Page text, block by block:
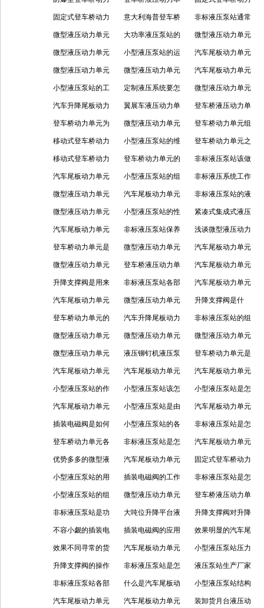
分
单元的用途及组成
部分
元的作用、组成及
特点
单元是什么，怎么
工作，用在哪里？
固定式登车桥动力
单元是什么
意大利海普登车桥
动力单元的特点及
参数
非标液压泵站通常
怎么使用？
微型液压动力单元
的主要作用
大功率液压泵站的
特点有哪些？
微型液压动力单元
的结构及特点分享
微型液压动力单元
的控制模块有哪
些？
小型液压泵站的运
行管理方式分享
汽车尾板动力单元
的作用以及要注意
的事项
微型液压动力单元
的组成结构及主要
特点
微型液压动力单元
的常见种类及用途
汽车尾板动力单元
有着哪些特点？
小型液压泵站的工
作方式有哪些？
定制液压系统要怎
样才能做到正常使
用
微型液压动力单元
的工作原理及优点
有哪些？
汽车升降尾板动力
单元功能及特点分
享
翼展车液压动力单
元拆卸需掌握的知
识点
登车桥液压动力单
元的作用、组成部
件及特点分享
登车桥动力单元为
何而设计，使用要
求是什么？
微型液压动力单元
为何可以在各个领
域中广泛应用？
登车桥动力单元组
成的部件及各部件
作用
移动式登车桥动力
单元是什么，用来
做什么的？
小型液压泵站的维
护该做好哪些？
登车桥动力单元之
登车桥日常生活中
的作用
移动式登车桥动力
单元对于登车桥是
否重要？
登车桥动力单元的
工作原理及优点
非标液压泵站该做
好哪些维护保养？
汽车尾板动力单元
常见的故障有哪
些，怎么解决？
小型液压泵站的组
成分为哪些部件？
非标液压系统工作
的原理及性能特点
微型液压动力单元
的优点相关介绍
汽车尾板动力单元
的特点主要有哪
些？
非标液压泵站的液
压组成部分分享
微型液压动力单元
基本有什么优势？
小型液压泵站的性
能特点如何
紧凑式集成式液压
泵站的作用及工作
原理
汽车尾板动力单元
主要的几个特点
非标液压泵站保养
涉及的方面
浅谈微型液压动力
单元的结构及特点
登车桥动力单元是
用于做什么的？怎
么工作的？
微型液压动力单元
并非泛泛之辈
汽车尾板动力单元
的用途及注意事项
微型液压动力单元
的特点介绍
登车桥液压动力单
元所具备的结构特
点
汽车尾板动力单元
的注意事项有哪些
呢？
升降支撑阀是用来
做什么的？
非标液压泵站各部
件的作用
汽车尾板动力单元
的常见故障及处理
方法
汽车尾板动力单元
的运输装卸效率是
怎么提高的？
微型液压动力单元
的作用有哪些？
升降支撑阀是什
么，用来做什么
的？
登车桥动力单元的
注意事项有哪些
呢？
汽车升降尾板动力
单元常见故障有哪
些，怎么解决？
非标液压泵站的组
成部件及各部件功
能
微型液压动力单元
的使用注意点分享
微型液压动力单元
的优点分享
微型液压动力单元
的应用及相关特点
微型液压动力单元
是怎样的产品，有
什么效果
液压铆钉机液压泵
站是什么，怎么工
作
登车桥动力单元是
为什么设计，应用
哪些场合
汽车尾板动力单元
用于哪些，有什么
特点
汽车尾板动力单元
使用中的相关事项
汽车尾板动力单元
的诸多知识点分享
小型液压泵站的作
用是什么？
小型液压泵站该怎
么分类？
小型液压泵站是怎
么进行工作的？
汽车尾板动力单元
的相关特点分享
小型液压泵站是由
哪些组成？
汽车尾板动力单元
的注意事项分析
插装电磁阀是如何
控制的？
小型液压泵站的各
个方面
非标液压泵站是怎
么完成工作的？
登车桥动力单元各
部件及注意事项
非标液压泵站是怎
么使用的？
汽车尾板动力单元
的作用及组成
优势多多的微型液
压动力单元
汽车尾板动力单元
使用该注意哪些事
项？
固定式登车桥动力
单元使用应注意的
事项？
小型液压泵站的用
途及组成分享
插装电磁阀的工作
原理是怎样的？
非标液压泵站是怎
么工作的呢？
小型液压泵站的组
成部件分享
微型液压动力单元
的优势有哪些？
登车桥液压动力单
元清洗油路步骤介
绍
非标液压泵站是功
能是什么？
大吨位升降平台液
压泵站有怎样的应
用？
升降支撑阀对升降
机的帮助
不容小觑的插装电
磁阀
插装电磁阀的应用
广泛
效果明显的汽车尾
板动力单元
效果不同寻常的货
车尾板液压动力单
元
汽车尾板动力单元
的良好性能
小型液压泵站压力
无法卸载有什么原
因？
升降支撑阀的操作
规程有哪些？
非标液压泵站是怎
么运用的呢？
液压泵站生产厂家
液压泵站的运用与
维护
非标液压泵站各部
件的功用介绍
什么是汽车尾板动
力单元？
小型液压泵站结构
形式有哪些呢？
汽车尾板动力单元 汽车尾板动力单元 装卸货月台液压动